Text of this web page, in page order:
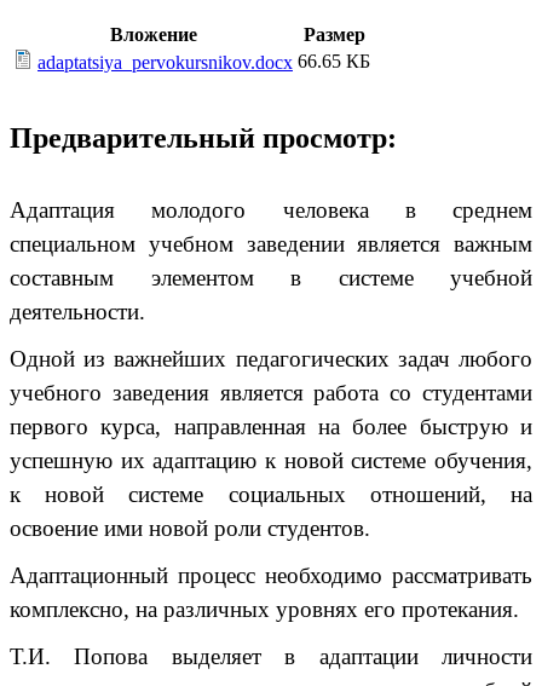
Вложение
Размер
adaptatsiya_pervokursnikov.docx 66.65 КБ
Предварительный просмотр:
Адаптация молодого человека в среднем
специальном учебном заведении является важным
составным элементом в системе учебной
деятельности.
Одной из важнейших педагогических задач любого
учебного заведения является работа со студентами
первого курса, направленная на более быструю и
успешную их адаптацию к новой системе обучения,
к новой системе социальных отношений, на
освоение ими новой роли студентов.
Адаптационный процесс необходимо рассматривать
комплексно, на различных уровнях его протекания.
Т.И. Попова выделяет в адаптации личности